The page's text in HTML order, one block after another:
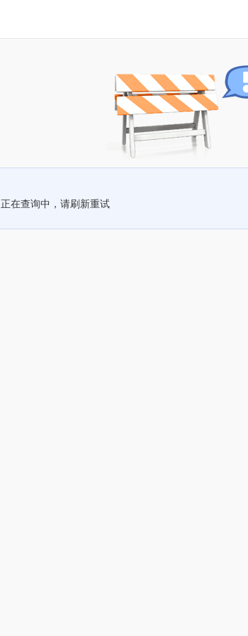
正在查询中，请刷新重试